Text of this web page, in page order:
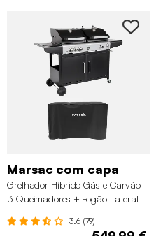
Marsac com capa
Grelhador Híbrido Gás e Carvão -
3 Queimadores + Fogão Lateral
3.6 (79)